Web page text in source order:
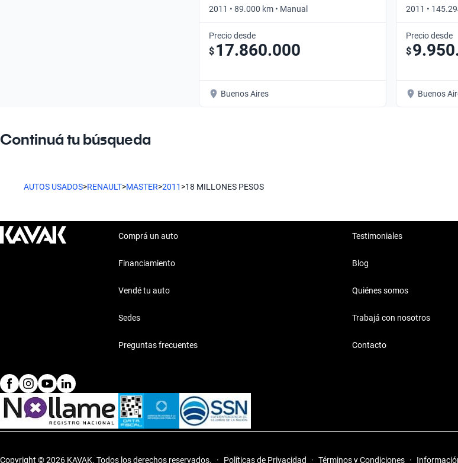
2011 • 89.000 km • Manual
Precio desde
$ 17.860.000
Buenos Aires
2011 •
Precio desde
$
Buenos
Continuá tu búsqueda
AUTOS USADOS>RENAULT>MASTER>2011 >18 MILLONES PESOS
Comprá un auto
Financiamiento
Vendé tu auto
Sedes
Preguntas frecuentes
Testimoniales
Blog
Quiénes somos
Trabajá con nosotros
Contacto
Copyright © 2026 KAVAK. Todos los derechos reservados. · Políticas de Privacidad · Términos y Condiciones ·